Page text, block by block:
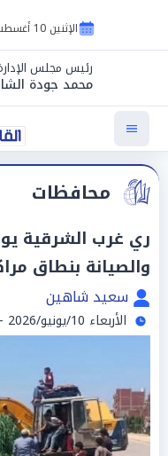
الإثنين 10 أغسطس 2026
رئيس مجلس
محمد جودة
محافظات
‏ري غرب الشرقية
والصيانة بنطاق
سعيد شاهين
الأربعاء 10/يونيو/2026 - 04:31 م